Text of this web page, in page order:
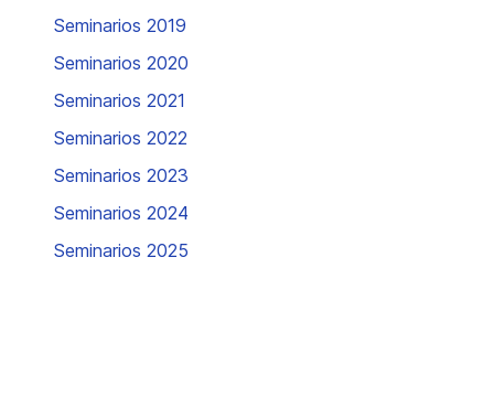
Seminarios 2019
Seminarios 2020
Seminarios 2021
Seminarios 2022
Seminarios 2023
Seminarios 2024
Seminarios 2025